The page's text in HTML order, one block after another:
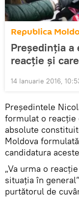
Republica
Preşedinţia a
reacţie şi
14 Ianuarie 2016,
Preşedintele
formulat o reacţie
absolute
Moldova
candidatura
„Va urma o
situaţia în
purtătorul de